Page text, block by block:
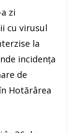
zi
cu virusul
la
incidenţa
de
Hotărârea